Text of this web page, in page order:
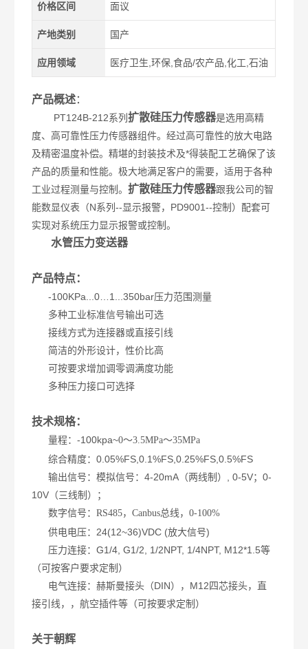
价格区间 面议
产地类别 国产
应用领域 医疗卫生,环保,食品/农产品,化工,石油
产品概述：
PT124B-212系列扩散硅压力传感器是选用高精
度、高可靠性压力传感器组件。经过高可靠性的放大电路
及精密温度补偿。精堪的封装技术及*得装配工艺确保了该
产品的质量和性能。极大地满足客户的需要，适用于各种
工业过程测量与控制。扩散硅压力传感器跟我公司的智
能数显仪表（N系列--显示报警，PD9001--控制）配套可
实现对系统压力显示报警或控制。
水管压力变送器
产品特点：
-100KPa...0…1...350bar压力范围测量
多种工业标准信号输出可选
接线方式为连接器或直接引线
简洁的外形设计，性价比高
可按要求增加调零调满度功能
多种压力接口可选择
技术规格：
量程：-100kpa~0～3.5MPa～35MPa
综合精度：0.05%FS,0.1%FS,0.25%FS,0.5%FS
输出信号：模拟信号：4-20mA（两线制）, 0-5V；0-
10V（三线制）；
数字信号：RS485，Canbus总线，0-100%
供电电压：24(12~36)VDC (放大信号)
压力连接：G1/4, G1/2, 1/2NPT, 1/4NPT, M12*1.5等
（可按客户要求定制）
电气连接：赫斯曼接头（DIN），M12四芯接头，直
接引线，，航空插件等（可按要求定制）
关于朝辉